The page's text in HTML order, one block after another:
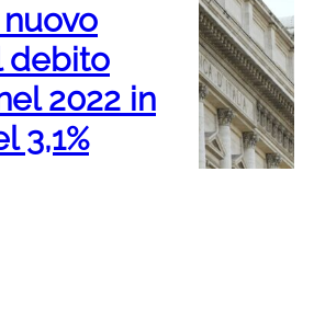
debito
2022 in
3,1%